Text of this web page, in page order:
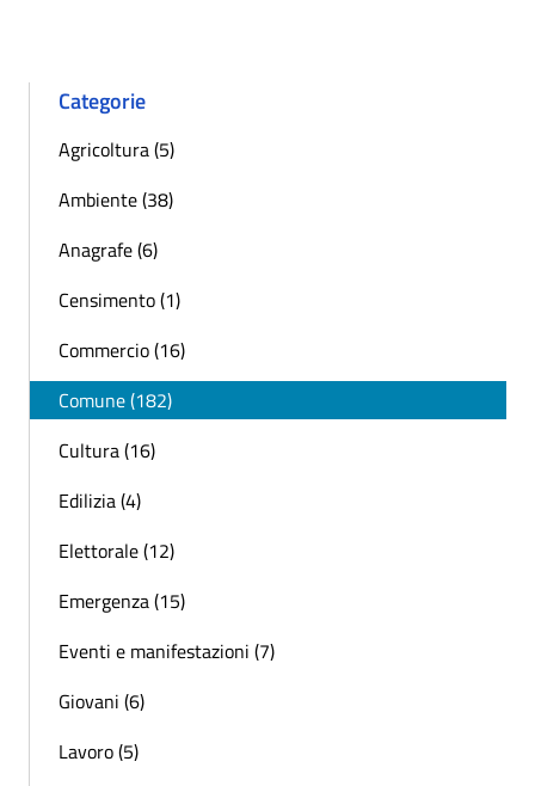
Categorie
Agricoltura (5)
Ambiente (38)
Anagrafe (6)
Censimento (1)
Commercio (16)
Comune (182)
Cultura (16)
Edilizia (4)
Elettorale (12)
Emergenza (15)
Eventi e manifestazioni (7)
Giovani (6)
Lavoro (5)